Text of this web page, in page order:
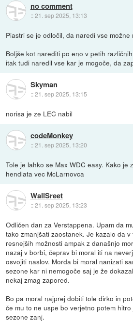
no comment
::21. sep 2025, 13:13
Piastri se je odločil, da naredi vse
Boljše kot narediti po eno v petih
itak tudi naredil vse kar je mogoče, da
Skyman
::21. sep 2025, 13:15
norisa je ze LEC nabil
codeMonkey
::21. sep 2025, 13:20
Tole je lahko se Max WDC easy. Kako je
hendlata vec McLarnovca
WallSreet
::21. sep 2025, 13:23
Odličen dan za Verstappena. Upam da
tako zmanjšati zaostanek. Je kazalo da
resnejših možnosti ampak z današnjo
nazaj v borbi, čeprav bi moral iti na
osvojiti naslov. Morda bi moral nanizati
sezone kar ni nemogoče saj je že
nekaj zmag zapored.
Bo pa moral najprej dobiti tole dirko in
če mu to ne uspe bo verjetno potem
sezone zanj.